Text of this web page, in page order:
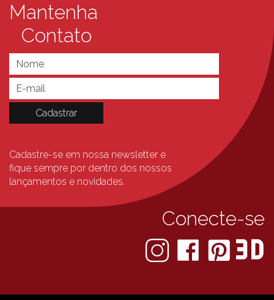
Mantenha
Contato
Cadastre-se em nossa newsletter e
fique sempre por dentro dos nossos
lançamentos e novidades.
Conecte-se